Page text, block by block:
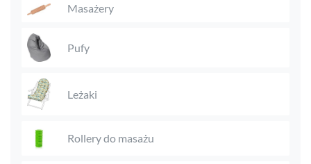
Masażery
Pufy
Leżaki
Rollery do masażu